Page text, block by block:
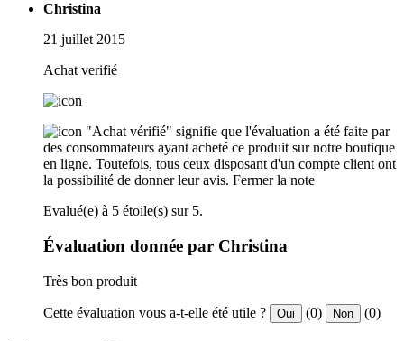
Christina
21 juillet 2015
Achat verifié
"Achat vérifié" signifie que l'évaluation a été faite par
des consommateurs ayant acheté ce produit sur notre boutique
en ligne. Toutefois, tous ceux disposant d'un compte client ont
la possibilité de donner leur avis. Fermer la note
Evalué(e) à 5 étoile(s) sur 5.
Évaluation donnée par Christina
Très bon produit
Cette évaluation vous a-t-elle été utile ? Oui (0) Non (0)